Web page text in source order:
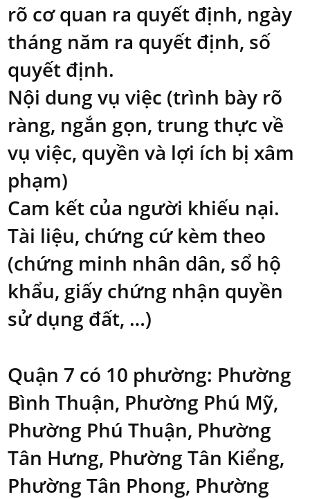
rõ cơ quan ra quyết định, ngày
tháng năm ra quyết định, số
quyết định.
Nội dung vụ việc (trình bày rõ
ràng, ngắn gọn, trung thực về
vụ việc, quyền và lợi ích bị xâm
phạm)
Cam kết của người khiếu nại.
Tài liệu, chứng cứ kèm theo
(chứng minh nhân dân, sổ hộ
khẩu, giấy chứng nhận quyền
sử dụng đất, …)
Quận 7 có 10 phường: Phường
Bình Thuận, Phường Phú Mỹ,
Phường Phú Thuận, Phường
Tân Hưng, Phường Tân Kiểng,
Phường Tân Phong, Phường